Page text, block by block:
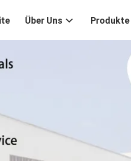
Über Uns Produkte